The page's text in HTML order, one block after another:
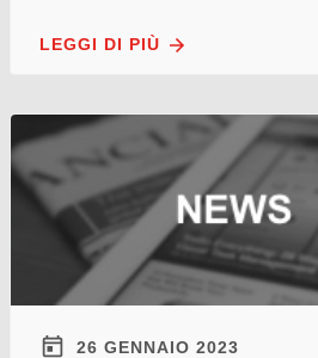
LEGGI DI PIÙ
26 GENNAIO 2023